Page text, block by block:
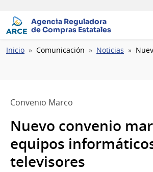
Agencia Reguladora
de Compras Estatales
Ruta
Inicio Comunicación Noticias
Convenio Marco
Nuevo convenio
equipos
televisores